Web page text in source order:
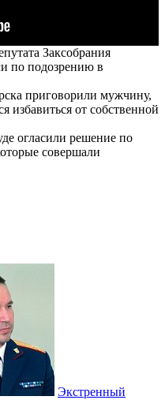
Заксобрания
по подозрению в
приговорили мужчину,
избавиться от собственной
огласили решение по
совершали
Экстренный